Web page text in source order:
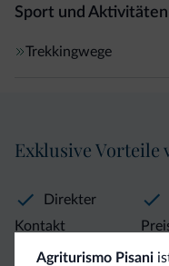
Sport und Aktivitäten
Trekkingwege
Agriturismo Pisani
Exklusive
Direkter
Kontakt